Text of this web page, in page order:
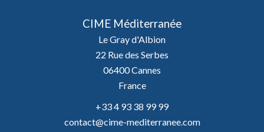
CIME Méditerranée
Le Gray d'Albion
22 Rue des Serbes
06400Cannes
France
+33 4 93 38 99 99
contact@cime-mediterranee.com